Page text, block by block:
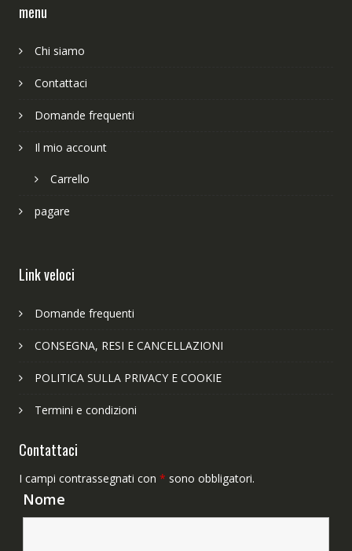
menu
Chi siamo
Contattaci
Domande frequenti
Il mio account
Carrello
pagare
Link veloci
Domande frequenti
CONSEGNA, RESI E CANCELLAZIONI
POLITICA SULLA PRIVACY E COOKIE
Termini e condizioni
Contattaci
I campi contrassegnati con * sono obbligatori.
Nome